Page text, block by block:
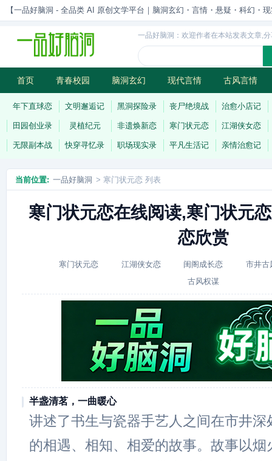
【一品好脑洞 - 全品类 AI 原创文学平台｜脑洞玄幻・言情・悬疑・科幻・
一品好脑洞：欢迎作者在本站发表文章,
首页 青春校园 脑洞玄幻 现代言情 古风言情
历史权谋 武侠江湖 灵异志怪 连载
年下直球恋 文明邂逅记 黑洞探险录 丧尸绝境战 治愈小店记
田园创业录 灵植纪元 非遗焕新恋 寒门状元恋 江湖侠女恋
无限副本战 快穿寻忆录 职场现实录 平凡生活记 亲情治愈记
当前位置: 一品好脑洞 > 寒门状元恋 列表
寒门状元恋在线阅读,寒门状元
恋欣赏
寒门状元恋 江湖侠女恋 闺阁成长恋
市井古
古风权谋
半盏清茗，一曲暖心
讲述了书生与瓷器手艺人之间在市井深
的相遇、相知、相爱的故事。故事以